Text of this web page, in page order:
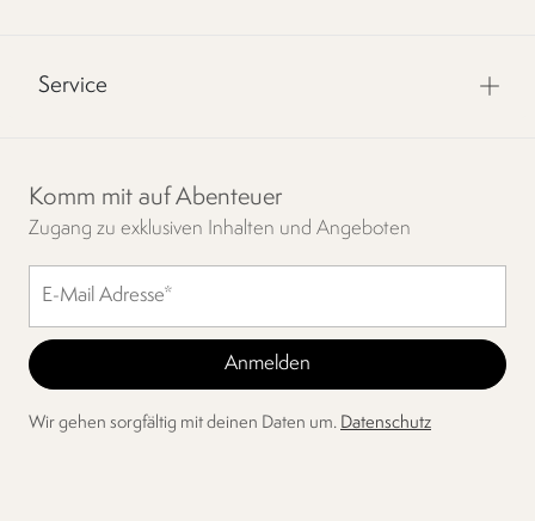
Service
Komm mit auf Abenteuer
Zugang zu exklusiven Inhalten und Angeboten
Wir gehen sorgfältig mit deinen Daten um. Datenschutz